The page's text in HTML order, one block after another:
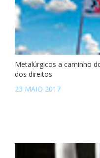
Metalúrgicos a caminho
dos direitos
23 MAIO 2017